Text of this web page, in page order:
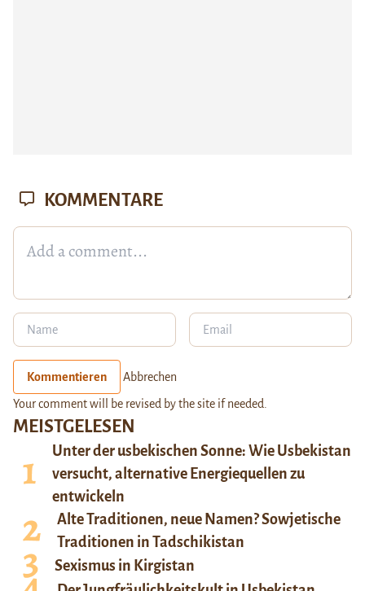
MEISTGELESEN
Unter der usbekischen Sonne: Wie Usbekistan
versucht, alternative Energiequellen zu
entwickeln
Alte Traditionen, neue Namen? Sowjetische
Traditionen in Tadschikistan
Sexismus in Kirgistan
KOMMENTARE
Kommentieren Abbrechen
Your comment will be revised by the site if needed.